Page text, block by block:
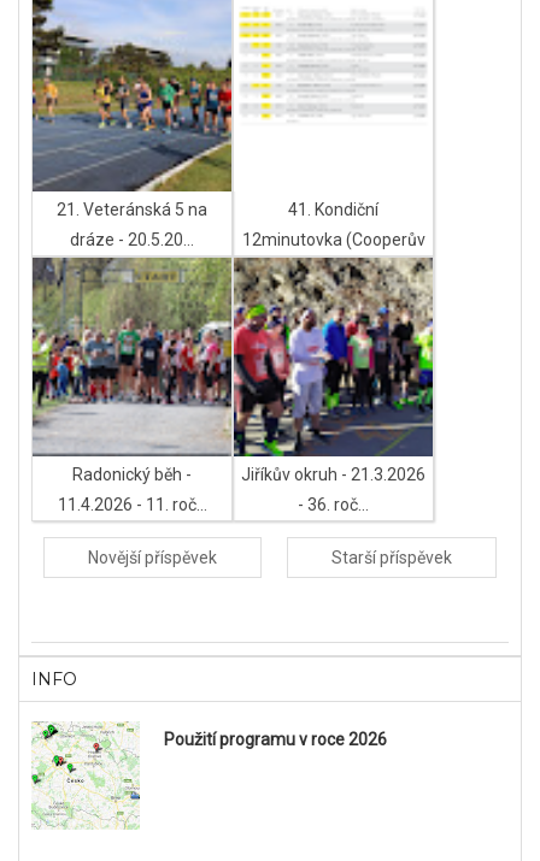
21. Veteránská 5 na
dráze - 20.5.20...
41. Kondiční
12minutovka (Cooperův
...
Radonický běh -
11.4.2026 - 11. roč...
Jiříkův okruh - 21.3.2026
- 36. roč...
Novější příspěvek Starší příspěvek
INFO
Použití programu v roce 2026